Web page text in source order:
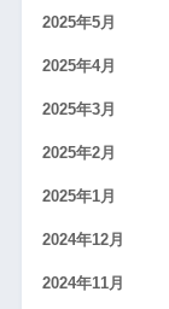
2025年5月
2025年4月
2025年3月
2025年2月
2025年1月
2024年12月
2024年11月